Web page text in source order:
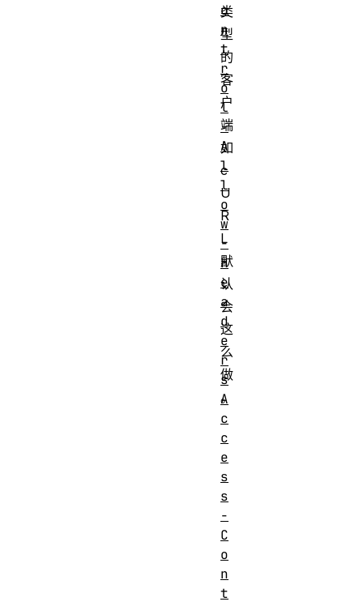
类
型
的
客
户
端
如
c
U
R
L
默
认
会
这
么
做
。
Header
Forbidden
request
header
o
n
t
r
o
l
-
A
l
l
o
w
-
H
e
a
d
e
r
s
A
c
c
e
s
s
-
C
o
n
t